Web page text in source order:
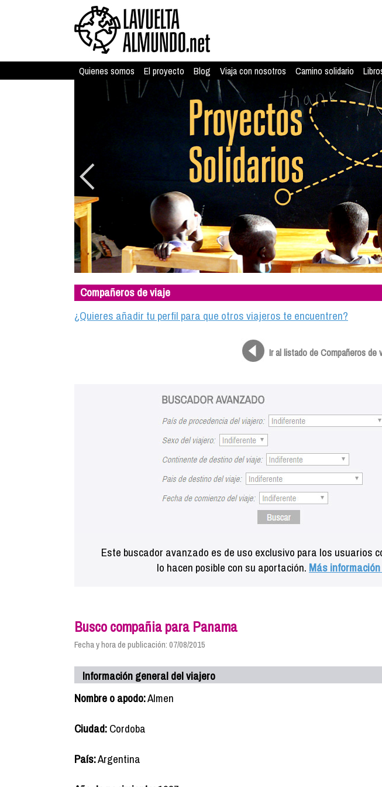
Quienes somos El proyecto Blog Viaja con nosotros Camino solidario
Compañeros de viaje
¿Quieres añadir tu perfil para que otros viajeros te encuentren?
Ir al listado de Compañeros de
Este buscador avanzado es de uso exclusivo para los usuarios
lo hacen posible con su aportación. Más
Busco compañia para Panama
Fecha y hora de publicación: 07/08/2015
Información general del viajero
Nombre o apodo:Almen
Ciudad:Cordoba
País:Argentina